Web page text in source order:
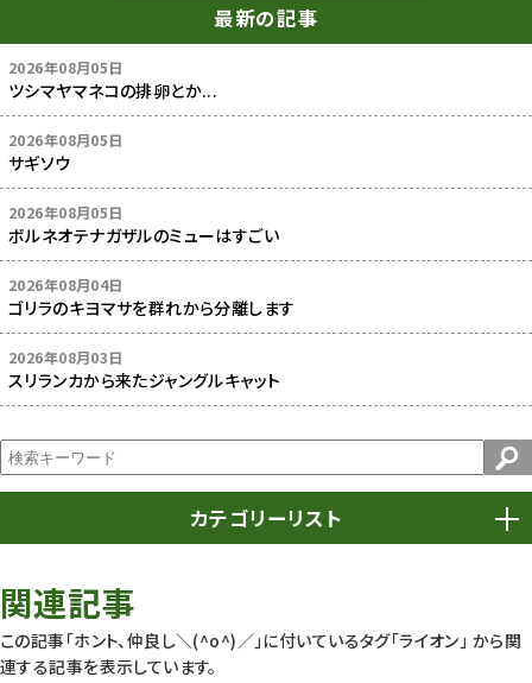
最新の記事
2026年08月05日
ツシマヤマネコの排卵とか...
2026年08月05日
サギソウ
2026年08月05日
ボルネオテナガザルのミューはすごい
2026年08月04日
ゴリラのキヨマサを群れから分離します
2026年08月03日
スリランカから来たジャングルキャット
カテゴリーリスト
動物園
動物園長のZooコラム
関連記事
この記事「ホント、仲良し＼(^o^)／」に付いているタグ「ライオン」 から関
連する記事を表示しています。